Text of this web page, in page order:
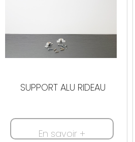
SUPPORT ALU RIDEAU
En savoir +